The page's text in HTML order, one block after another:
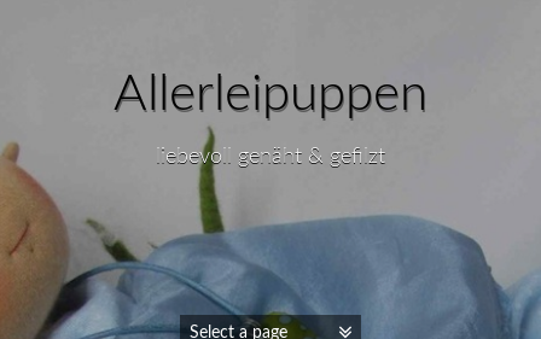
Allerleipuppen
liebevoll genäht & gefilzt